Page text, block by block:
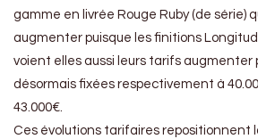
gamme en livrée Rouge Ruby (de série)
augmenter puisque les finitions
voient elles aussi leurs tarifs augmenter
désormais fixées respectivement à
43.000€.
Ces évolutions tarifaires repositionnent